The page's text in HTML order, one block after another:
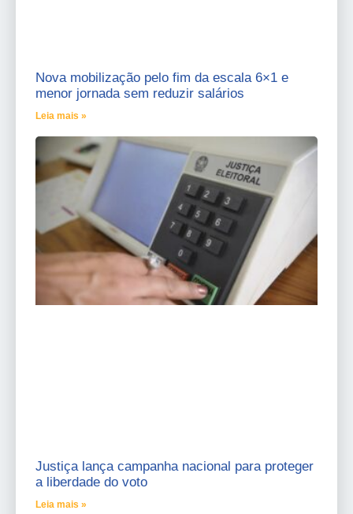
Nova mobilização pelo fim da escala 6×1 e
menor jornada sem reduzir salários
Leia mais »
Justiça lança campanha nacional para proteger
a liberdade do voto
Leia mais »